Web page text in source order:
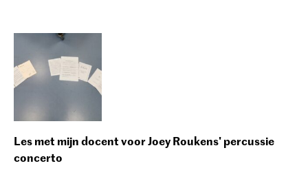
Les met mijn docent voor Joey Roukens' percussie
concerto